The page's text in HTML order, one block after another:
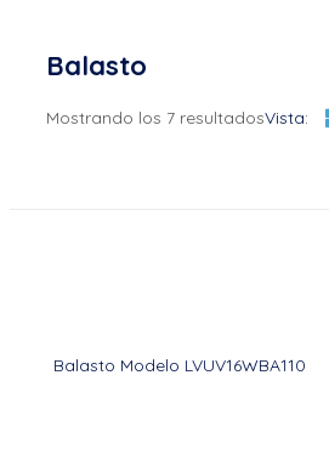
Balasto
Mostrando los 7 resultadosVista:
Balasto Modelo LVUV16WBA110